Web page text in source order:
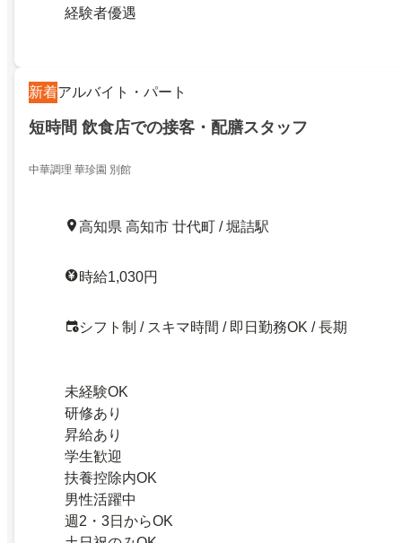
経験者優遇
新着アルバイト・パート
短時間 飲食店での接客・配膳スタッフ
中華調理 華珍園 別館
高知県 高知市 廿代町 / 堀詰駅
時給1,030円
シフト制 / スキマ時間 / 即日勤務OK / 長期
未経験OK
研修あり
昇給あり
学生歓迎
扶養控除内OK
男性活躍中
週2・3日からOK